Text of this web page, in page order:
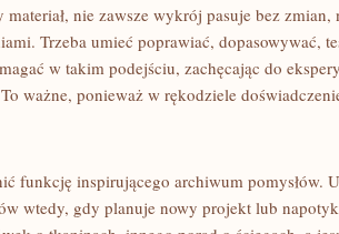
materiał, nie zawsze wykrój pasuje bez
Trzeba umieć poprawiać, dopasowywać,
w takim podejściu, zachęcając do
ważne, ponieważ w rękodziele
funkcję inspirującego archiwum pomysłów.
wtedy, gdy planuje nowy projekt lub